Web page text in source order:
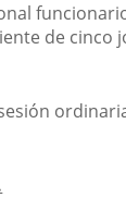
de cinco